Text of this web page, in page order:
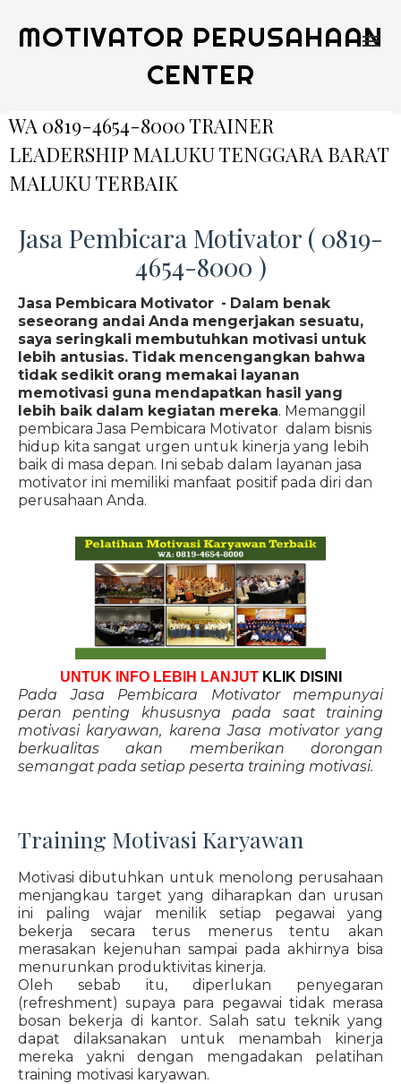
MOTIVATOR PERUSAHAAN
CENTER
WA 0819-4654-8000 TRAINER
LEADERSHIP MALUKU TENGGARA BARAT
MALUKU TERBAIK
Jasa Pembicara Motivator ( 0819-
4654-8000 )
Jasa Pembicara Motivator - Dalam benak
seseorang andai Anda mengerjakan sesuatu,
saya seringkali membutuhkan motivasi untuk
lebih antusias. Tidak mencengangkan bahwa
tidak sedikit orang memakai layanan
memotivasi guna mendapatkan hasil yang
lebih baik dalam kegiatan mereka. Memanggil
pembicara Jasa Pembicara Motivator dalam bisnis
hidup kita sangat urgen untuk kinerja yang lebih
baik di masa depan. Ini sebab dalam layanan jasa
motivator ini memiliki manfaat positif pada diri dan
perusahaan Anda.
UNTUK INFO LEBIH LANJUT KLIK DISINI
Pada Jasa Pembicara Motivator mempunyai
peran penting khususnya pada saat training
motivasi karyawan, karena Jasa motivator yang
berkualitas akan memberikan dorongan
semangat pada setiap peserta training motivasi.
Training Motivasi Karyawan
Motivasi dibutuhkan untuk menolong perusahaan
menjangkau target yang diharapkan dan urusan
ini paling wajar menilik setiap pegawai yang
bekerja secara terus menerus tentu akan
merasakan kejenuhan sampai pada akhirnya bisa
menurunkan produktivitas kinerja.
Oleh sebab itu, diperlukan penyegaran
(refreshment) supaya para pegawai tidak merasa
bosan bekerja di kantor. Salah satu teknik yang
dapat dilaksanakan untuk menambah kinerja
mereka yakni dengan mengadakan pelatihan
training motivasi karyawan.